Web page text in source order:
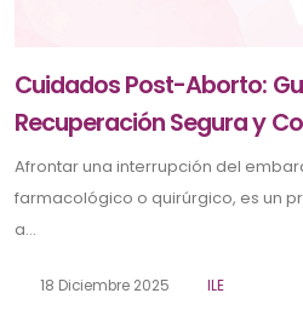
Cuidados Post-Aborto:
Recuperación Segura y
Afrontar una interrupción del
farmacológico o quirúrgico, es un
a...
18 Diciembre 2025 ILE